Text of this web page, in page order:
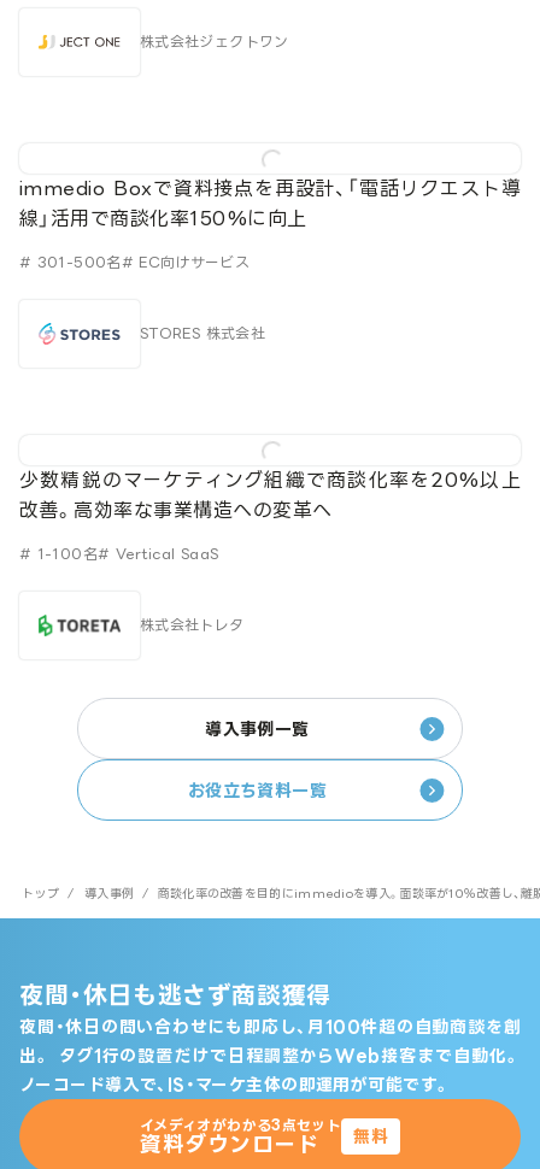
株式会社ジェクトワン
immedio Boxで資料接点を再設計、「電話リクエスト導
線」活用で商談化率150%に向上
# 301-500名# EC向けサービス
STORES 株式会社
少数精鋭のマーケティング組織で商談化率を20%以上
改善。高効率な事業構造への変革へ
# 1-100名# Vertical SaaS
株式会社トレタ
導入事例一覧
お役立ち資料一覧
トップ / 導入事例 / 商談化率の改善を目的にimmedioを導入。面談率が10％改善し、離
夜間・休日も逃さず商談獲得
夜間・休日の問い合わせにも即応し、月100件超の自動商談を創
出。
タグ1行の設置だけで日程調整からWeb接客まで自動化。
ノーコード導入で、IS・マーケ主体の即運用が可能です。
イメディオがわかる3点セット
資料ダウンロード 無料